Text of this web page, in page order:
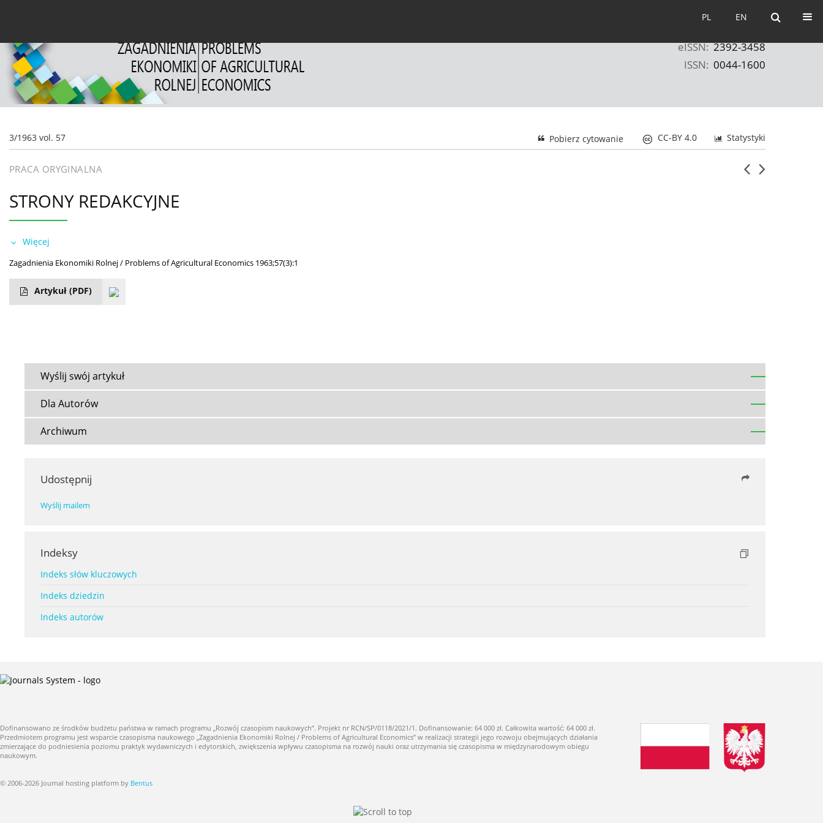
EN
PL EN
PL
eISSN: 2392-3458
ISSN: 0044-1600
3/1963 vol. 57 Statystyki
CC-BY 4.0
Pobierz cytowanie
PRACA ORYGINALNA
STRONY REDAKCYJNE
Więcej
Zagadnienia Ekonomiki Rolnej / Problems of Agricultural Economics 1963;57(3):1
Artykuł (PDF)
Wyślij swój artykuł
Dla Autorów
Archiwum
Udostępnij
Wyślij mailem
Indeksy
Indeks słów kluczowych
Indeks dziedzin
Indeks autorów
Dofinansowano ze środków budżetu państwa w ramach programu „Rozwój czasopism naukowych”. Projekt nr RCN/SP/0118/2021/1. Dofinansowanie: 64 000 zł. Całkowita wartość: 64 000 zł.
Przedmiotem programu jest wsparcie czasopisma naukowego „Zagadnienia Ekonomiki Rolnej / Problems of Agricultural Economics” w realizacji strategii jego rozwoju obejmujących działania
zmierzające do podniesienia poziomu praktyk wydawniczych i edytorskich, zwiększenia wpływu czasopisma na rozwój nauki oraz utrzymania się czasopisma w międzynarodowym obiegu
naukowym.
© 2006-2026 Journal hosting platform by Bentus